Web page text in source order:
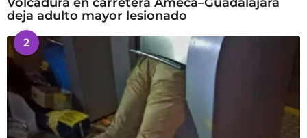
deja adulto mayor lesionado
2